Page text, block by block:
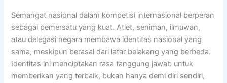
Semangat nasional dalam kompetisi internasional berperan
sebagai pemersatu yang kuat. Atlet, seniman, ilmuwan,
atau delegasi negara membawa identitas nasional yang
sama, meskipun berasal dari latar belakang yang berbeda.
Identitas ini menciptakan rasa tanggung jawab untuk
memberikan yang terbaik, bukan hanya demi diri sendiri,